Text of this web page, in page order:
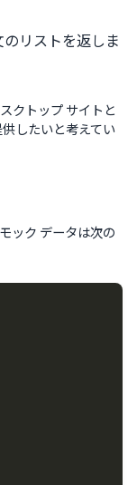
リストを返しま
クトップ サイトと
したいと考えてい
ック データは次の